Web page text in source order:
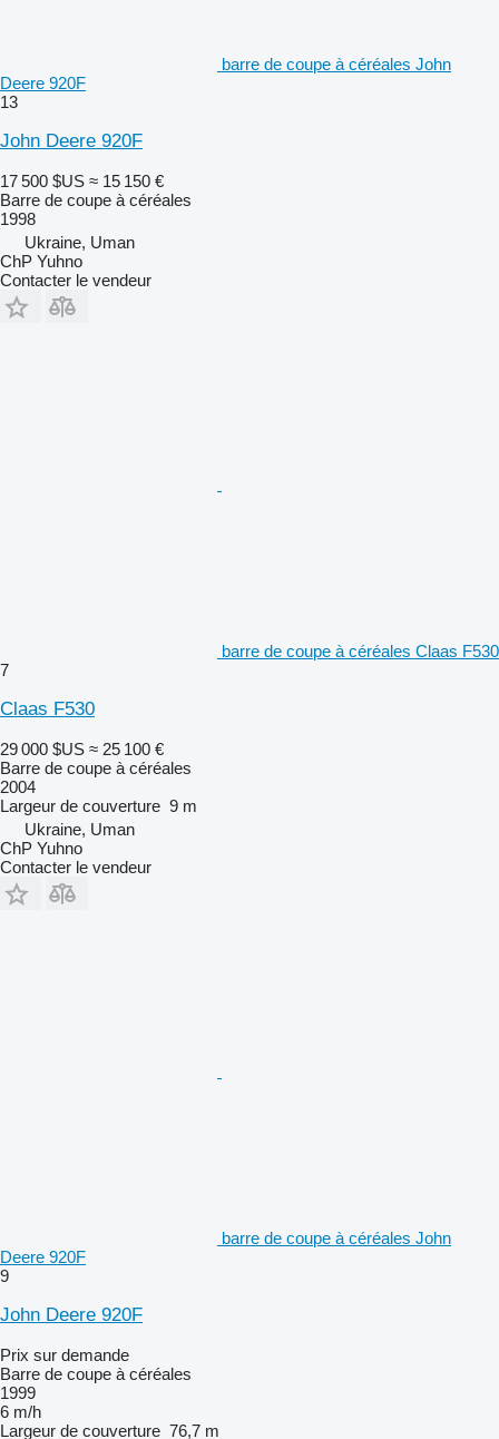
barre de coupe à céréales John
Deere 920F
13
John Deere 920F
17 500 $US ≈ 15 150 €
Barre de coupe à céréales
1998
Ukraine, Uman
ChP Yuhno
Contacter le vendeur
barre de coupe à céréales Claas F530
7
Claas F530
29 000 $US ≈ 25 100 €
Barre de coupe à céréales
2004
Largeur de couverture 9 m
Ukraine, Uman
ChP Yuhno
Contacter le vendeur
barre de coupe à céréales John
Deere 920F
9
John Deere 920F
Prix sur demande
Barre de coupe à céréales
1999
6 m/h
Largeur de couverture 76,7 m